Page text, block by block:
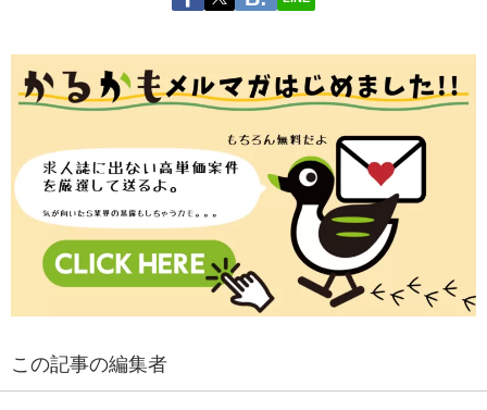
この記事の編集者